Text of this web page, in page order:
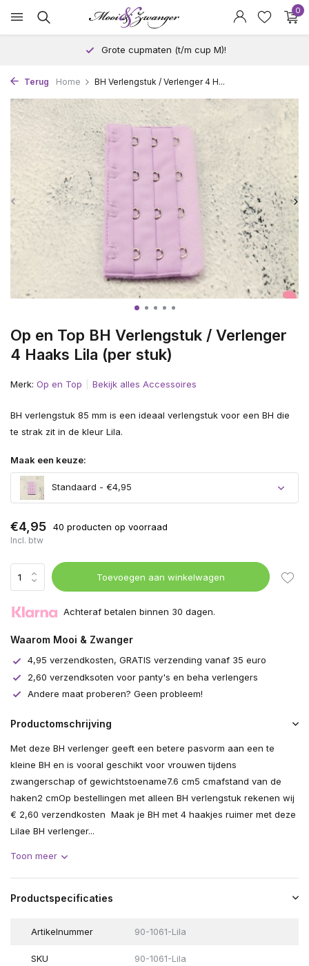
0
Grote cupmaten (t/m cup M)!
Terug Home BH Verlengstuk / Verlenger 4 H...
Op en Top BH Verlengstuk / Verlenger
4 Haaks Lila (per stuk)
Merk: Op en Top Bekijk alles Accessoires
BH verlengstuk 85 mm is een ideaal verlengstuk voor een BH die
te strak zit in de kleur Lila.
Maak een keuze:
Standaard - €4,95
€4,95 40 producten op voorraad
Incl. btw
Toevoegen aan winkelwagen
Achteraf betalen binnen 30 dagen.
Waarom Mooi & Zwanger
4,95 verzendkosten, GRATIS verzending vanaf 35 euro
2,60 verzendksoten voor panty's en beha verlengers
Andere maat proberen? Geen probleem!
Productomschrijving
Met deze BH verlenger geeft een betere pasvorm aan een te
kleine BH en is vooral geschikt voor vrouwen tijdens
zwangerschap of gewichtstoename7.6 cm5 cmafstand van de
haken2 cmOp bestellingen met alleen BH verlengstuk rekenen wij
€ 2,60 verzendkosten Maak je BH met 4 haakjes ruimer met deze
Lilae BH verlenger...
Toon meer
Productspecificaties
Artikelnummer 90-1061-Lila
SKU 90-1061-Lila